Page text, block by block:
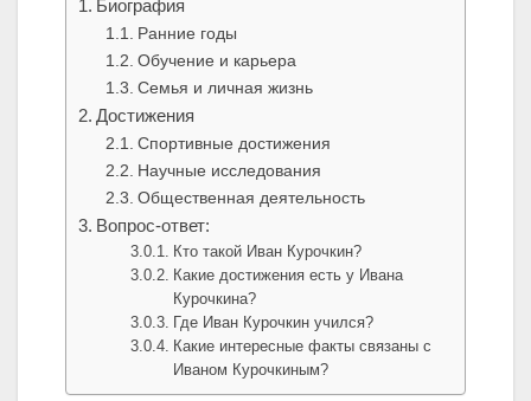
Биография
Ранние годы
Обучение и карьера
Семья и личная жизнь
Достижения
Спортивные достижения
Научные исследования
Общественная деятельность
Вопрос-ответ:
Кто такой Иван Курочкин?
Какие достижения есть у Ивана
Курочкина?
Где Иван Курочкин учился?
Какие интересные факты связаны с
Иваном Курочкиным?